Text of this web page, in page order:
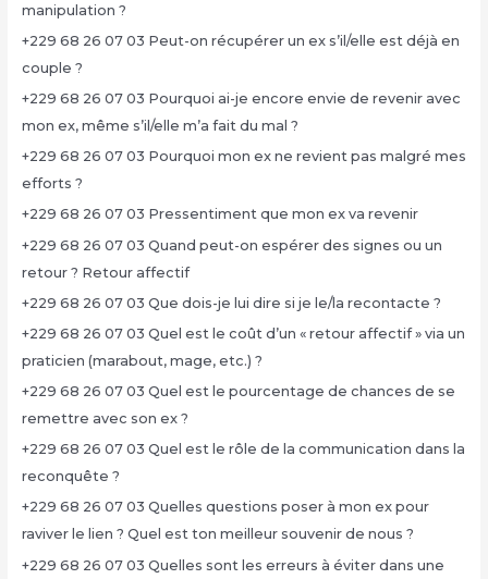
manipulation ?
+229 68 26 07 03 Peut-on récupérer un ex s’il/elle est déjà en
couple ?
+229 68 26 07 03 Pourquoi ai-je encore envie de revenir avec
mon ex, même s’il/elle m’a fait du mal ?
+229 68 26 07 03 Pourquoi mon ex ne revient pas malgré mes
efforts ?
+229 68 26 07 03 Pressentiment que mon ex va revenir
+229 68 26 07 03 Quand peut-on espérer des signes ou un
retour ? Retour affectif
+229 68 26 07 03 Que dois-je lui dire si je le/la recontacte ?
+229 68 26 07 03 Quel est le coût d’un « retour affectif » via un
praticien (marabout, mage, etc.) ?
+229 68 26 07 03 Quel est le pourcentage de chances de se
remettre avec son ex ?
+229 68 26 07 03 Quel est le rôle de la communication dans la
reconquête ?
+229 68 26 07 03 Quelles questions poser à mon ex pour
raviver le lien ? Quel est ton meilleur souvenir de nous ?
+229 68 26 07 03 Quelles sont les erreurs à éviter dans une